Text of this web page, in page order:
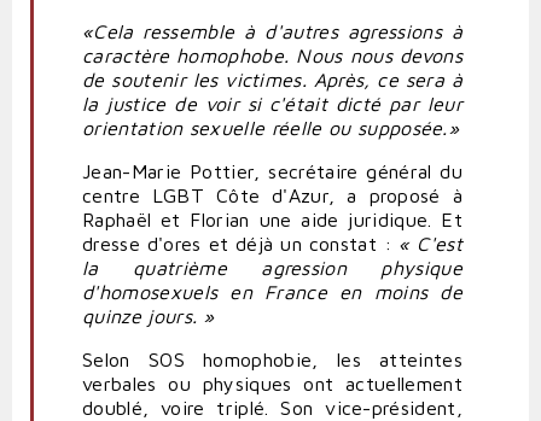
«Cela ressemble à d'autres agressions à
caractère homophobe. Nous nous devons
de soutenir les victimes. Après, ce sera à
la justice de voir si c'était dicté par leur
orientation sexuelle réelle ou supposée.»
Jean-Marie Pottier, secrétaire général du
centre LGBT Côte d'Azur, a proposé à
Raphaël et Florian une aide juridique. Et
dresse d'ores et déjà un constat : « C'est
la quatrième agression physique
d'homosexuels en France en moins de
quinze jours. »
Selon SOS homophobie, les atteintes
verbales ou physiques ont actuellement
doublé, voire triplé. Son vice-président,